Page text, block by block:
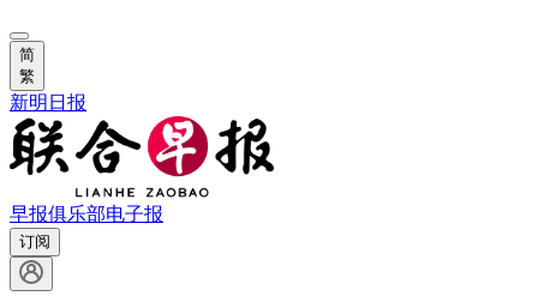
简
繁
新明日报
早报俱乐部电子报
订阅